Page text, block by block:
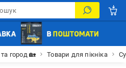
город 🏡 Товари для пікніка